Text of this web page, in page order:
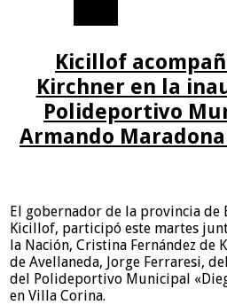
Kicillof
Kirchner en la
Polideportivo
Armando
El gobernador de la provincia de
Kicillof, participó este martes
la Nación, Cristina Fernández de
de Avellaneda, Jorge Ferraresi,
del Polideportivo Municipal
en Villa Corina.